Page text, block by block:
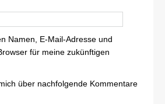
Namen, E-Mail-Adresse und
für meine zukünftigen
über nachfolgende Kommentare